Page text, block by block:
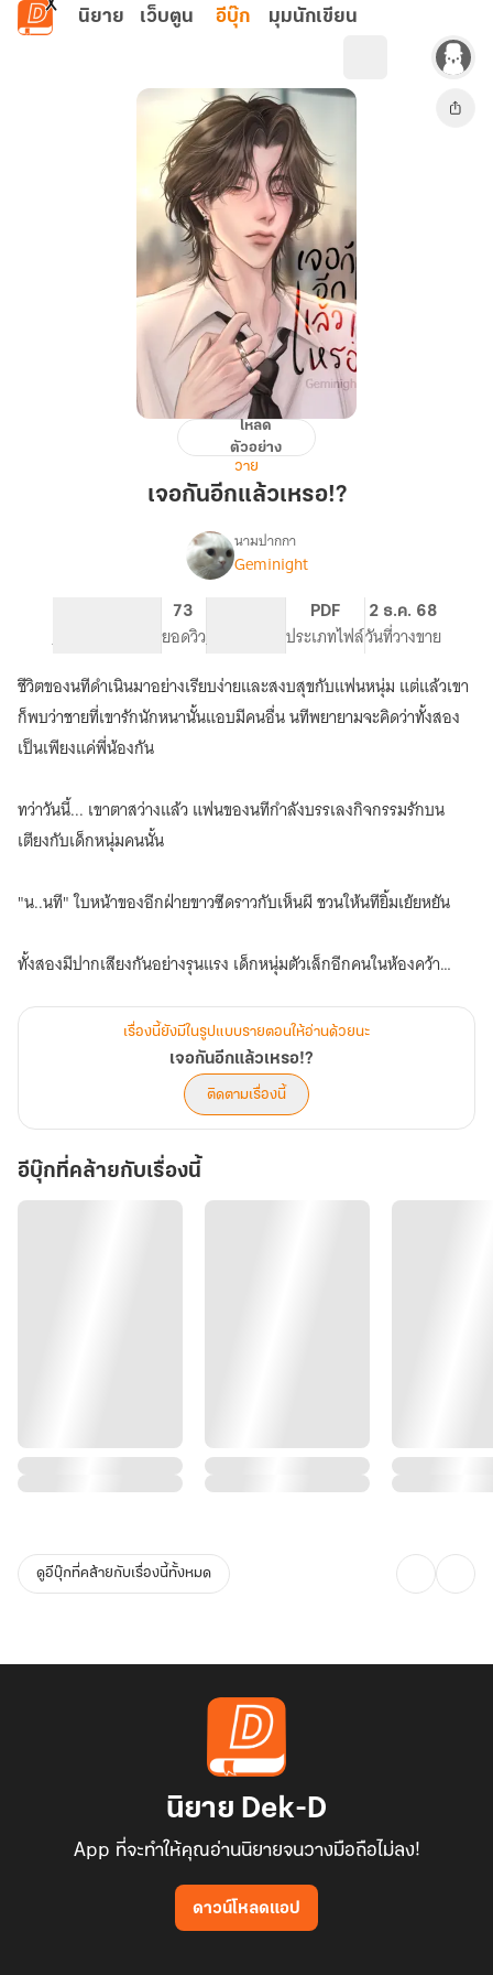
ข้ามไปยังเนื้อหาหลัก
นิยาย เว็บตูน อีบุ๊ก มุมนักเขียน
อีก
โหลด
ตัวอย่าง
วาย
เจอกันอีกแล้วเหรอ!?
เรื่อง
นามปากกา
Geminight
จำนวนหน้า (A5)
73
ยอดวิวระดับเนื้อหา
PDF
ประเภทไฟล์
2 ธ.ค. 68
วันที่วางขาย
ชีวิตของนทีดำเนินมาอย่างเรียบง่ายและสงบสุขกับแฟนหนุ่ม แต่แล้วเขา
ก็พบว่าชายที่เขารักนักหนานั้นแอบมีคนอื่น นทีพยายามจะคิดว่าทั้งสอง
เป็นเพียงแค่พี่น้องกัน
ทว่าวันนี้... เขาตาสว่างแล้ว แฟนของนทีกำลังบรรเลงกิจกรรมรักบน
เตียงกับเด็กหนุ่มคนนั้น
"น..นที" ใบหน้าของอีกฝ่ายขาวซีดราวกับเห็นผี ชวนให้นทียิ้มเย้ยหยัน
ทั้งสองมีปากเสียงกันอย่างรุนแรง เด็กหนุ่มตัวเล็กอีกคนในห้องคว้า
เลือดสีสดอาบย้อมทั่วดอกกุหลาบ แดนรีบวิ่งเข้าไปหานทีพลางร้องห่ม
ก่อนที่ดวงตานทีจะปิด เขาเห็นแฟนเฮงซวยของตัวเองวิ่งเข้ามาร้องไห้
แถมยังพูดพล่ามอะไรออกมาอีกก็ไม่รู้ ห้วงความคิดสุดท้ายก่อนตายเขา
อ้อนวอนต่อพระผู้เป็นเจ้า
คาดว่าจะเป็นห้องวีไอพีของทางโรงพยาบาล นอนมองเพดานสักพักก็ได้
ยินเสียงประตูเปิดขึ้น
"นที..." เชี่ย เสียงคุ้น ๆ นะ
โอ้ชาติหมาสัสนรก ทำไมตายแล้วตื่นมากูก็ยังต้องมาเจอมึงอีก ไอ้กระดอ
หมา ไอ้ชาติเปรต พระเจ้าเฮงซวย!
เรื่องนี้ยังมีในรูปแบบรายตอนให้อ่านด้วยนะ
เจอกันอีกแล้วเหรอ!?
ติดตามเรื่องนี้
อีบุ๊กที่คล้ายกับเรื่องนี้
ดูอีบุ๊กที่คล้ายกับเรื่องนี้ทั้งหมด
นิยาย Dek-D
App ที่จะทำให้คุณอ่านนิยายจนวางมือถือไม่ลง!
ดาวน์โหลดแอป